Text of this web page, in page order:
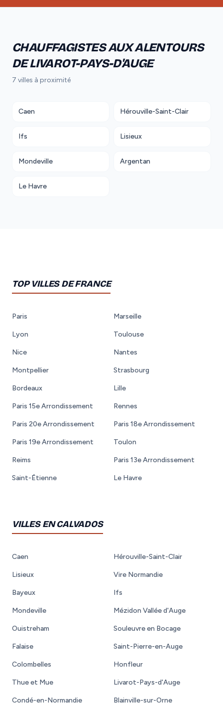
CHAUFFAGISTES AUX ALENTOURS
DE LIVAROT-PAYS-D'AUGE
7 villes à proximité
Caen Hérouville-Saint-Clair
Ifs Lisieux
Mondeville Argentan
Le Havre
TOP VILLES DE FRANCE
Paris Marseille
Lyon Toulouse
Nice Nantes
Montpellier Strasbourg
Bordeaux Lille
Paris 15e Arrondissement Rennes
Paris 20e Arrondissement Paris 18e Arrondissement
Paris 19e Arrondissement Toulon
Reims Paris 13e Arrondissement
Saint-Étienne Le Havre
VILLES EN CALVADOS
Caen Hérouville-Saint-Clair
Lisieux Vire Normandie
Bayeux Ifs
Mondeville Mézidon Vallée d'Auge
Ouistreham Souleuvre en Bocage
Falaise Saint-Pierre-en-Auge
Colombelles Honfleur
Thue et Mue Livarot-Pays-d'Auge
Condé-en-Normandie Blainville-sur-Orne